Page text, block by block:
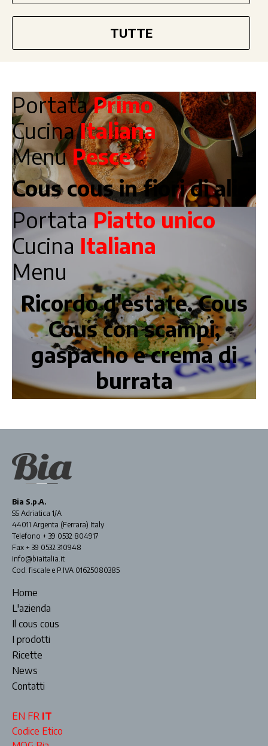
TUTTE
PortataPrimo
CucinaItaliana
Menu Pesce
Cous cous in fiori di alici
PortataPiatto unico
Cucina Italiana
Menu
Ricordo d'estate. Cous
Cous con scampi,
gaspacho e crema di
burrata
Bia S.p.A.
SS Adriatica 1/A
44011 Argenta (Ferrara) Italy
Telefono + 39 0532 804917
Fax + 39 0532 310948
info@biaitalia.it
Cod. fiscale e P.IVA 01625080385
Home
L'azienda
Il cous cous
I prodotti
Ricette
News
Contatti
EN FR IT
Codice Etico